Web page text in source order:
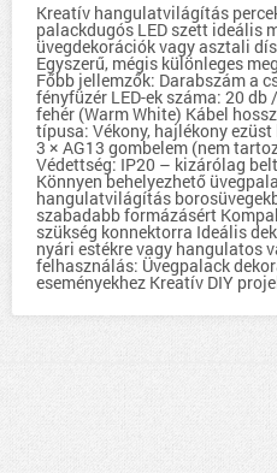
Kreatív hangulatvilágítás
palackdugós LED szett ideális
üvegdekorációk vagy asztali
Egyszerű, mégis különleges
Főbb jellemzők: Darabszám a
fényfüzér LED-ek száma: 20 db
fehér (Warm White) Kábel
típusa: Vékony, hajlékony
3 × AG13 gombelem (nem
Védettség: IP20 – kizárólag
Könnyen behelyezhető
hangulatvilágítás
szabadabb formázásért
szükség konnektorra Ideális
nyári estékre vagy hangulatos
felhasználás: Üvegpalack
eseményekhez Kreatív DIY